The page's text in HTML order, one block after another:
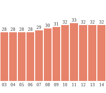
28
03
28
04
28
05
28
06
29
07
30
08
31
09
32
10
33
11
32
12
32
13
32
14